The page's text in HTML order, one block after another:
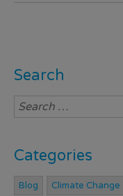
Search
Categories
Blog Climate Change